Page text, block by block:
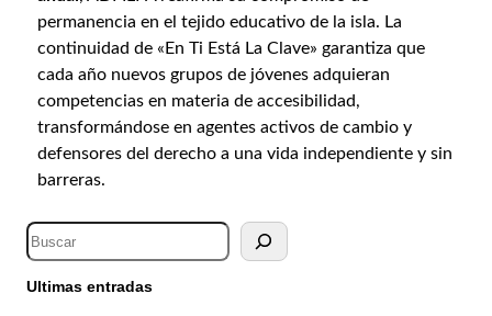
permanencia en el tejido educativo de la isla. La
continuidad de «En Ti Está La Clave» garantiza que
cada año nuevos grupos de jóvenes adquieran
competencias en materia de accesibilidad,
transformándose en agentes activos de cambio y
defensores del derecho a una vida independiente y sin
barreras.
Ultimas entradas